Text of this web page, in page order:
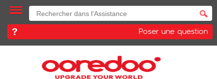
Poser une question